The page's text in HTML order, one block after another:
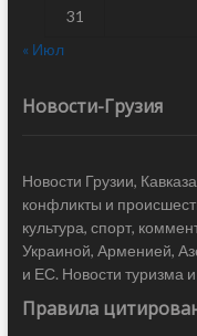
31
« Июл
Новости-Грузия
Новости Грузии,
конфликты и
культура, спорт,
Украиной, Арменией,
и ЕС. Новости туризма
Правила